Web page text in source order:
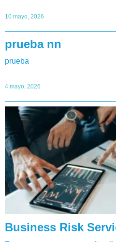
10 mayo, 2026
prueba nn
prueba
4 mayo, 2026
Business Risk